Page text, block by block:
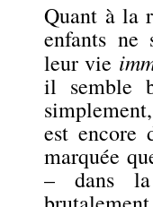
Quant à la
enfants ne
leur vie
il semble
est encore
marquée
– dans